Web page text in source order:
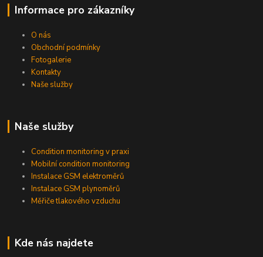
Informace pro zákazníky
O nás
Obchodní podmínky
Fotogalerie
Kontakty
Naše služby
Naše služby
Condition monitoring v praxi
Mobilní condition monitoring
Instalace GSM elektroměrů
Instalace GSM plynoměrů
Měřiče tlakového vzduchu
Kde nás najdete